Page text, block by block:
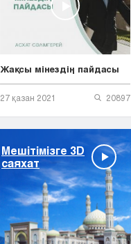
Жақсы мінездің пайдасы
27 қазан 2021 20897
Мешітімізге 3D
саяхат